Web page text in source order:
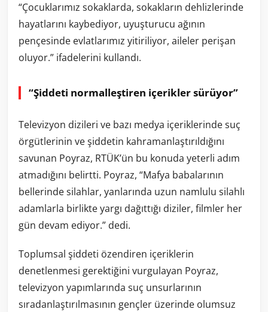
“Çocuklarımız sokaklarda, sokakların dehlizlerinde
hayatlarını kaybediyor, uyuşturucu ağının
pençesinde evlatlarımız yitiriliyor, aileler perişan
oluyor.” ifadelerini kullandı.
“Şiddeti normalleştiren içerikler sürüyor”
Televizyon dizileri ve bazı medya içeriklerinde suç
örgütlerinin ve şiddetin kahramanlaştırıldığını
savunan Poyraz, RTÜK’ün bu konuda yeterli adım
atmadığını belirtti. Poyraz, “Mafya babalarının
bellerinde silahlar, yanlarında uzun namlulu silahlı
adamlarla birlikte yargı dağıttığı diziler, filmler her
gün devam ediyor.” dedi.
Toplumsal şiddeti özendiren içeriklerin
denetlenmesi gerektiğini vurgulayan Poyraz,
televizyon yapımlarında suç unsurlarının
sıradanlaştırılmasının gençler üzerinde olumsuz